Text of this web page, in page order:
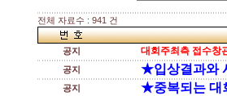
전체 자료수 : 941 건
공지 대회주최측 접수창
공지 ★입상결과와
공지 ★중복되는 대